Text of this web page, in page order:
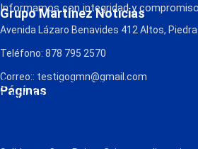
Grupo Martínez Noticias
Informamos con integridad y
Avenida Lázaro Benavides 412 Altos,
Teléfono: 878 795 2570
Correo:: testigogmn@gmail.com
Páginas
¡Descarga nuestra App!
FM Globo